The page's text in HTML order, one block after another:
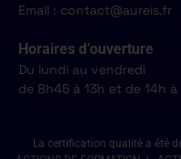
Email : contact@aureis.fr
Horaires d’ouverture
Du lundi au vendredi
de 8h45 à 13h et de 14h à
La certification qualité a été